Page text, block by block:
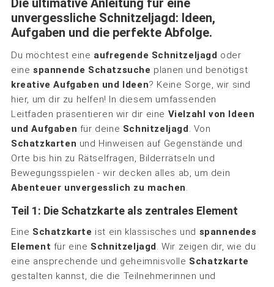
Die ultimative Anleitung für eine
unvergessliche Schnitzeljagd: Ideen,
Aufgaben und die perfekte Abfolge.
Du möchtest eine aufregende Schnitzeljagd oder
eine spannende Schatzsuche planen und benötigst
kreative Aufgaben und Ideen? Keine Sorge, wir sind
hier, um dir zu helfen! In diesem umfassenden
Leitfaden präsentieren wir dir eine Vielzahl von Ideen
und Aufgaben für deine Schnitzeljagd . Von
Schatzkarten und Hinweisen auf Gegenstände und
Orte bis hin zu Rätselfragen, Bilderrätseln und
Bewegungsspielen - wir decken alles ab, um dein
Abenteuer unvergesslich zu machen.
Teil 1: Die Schatzkarte als zentrales Element
Eine Schatzkarte ist ein klassisches und spannendes
Element für eine Schnitzeljagd. Wir zeigen dir, wie du
eine ansprechende und geheimnisvolle Schatzkarte
gestalten kannst, die die Teilnehmerinnen und